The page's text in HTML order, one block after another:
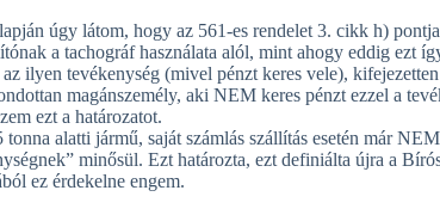
úgy látom, hogy az 561-es rendelet 3. cikk h)
a tachográf használata alól, mint ahogy eddig ezt
ilyen tevékenység (mivel pénzt keres vele),
magánszemély, aki NEM keres pénzt ezzel a
ezt a határozatot.
alatti jármű, saját számlás szállítás esetén már NEM
minősül. Ezt határozta, ezt definiálta újra a
ez érdekelne engem.